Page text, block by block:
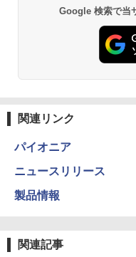
Google 検索で当
関連リンク
パイオニア
ニュースリリース
製品情報
関連記事